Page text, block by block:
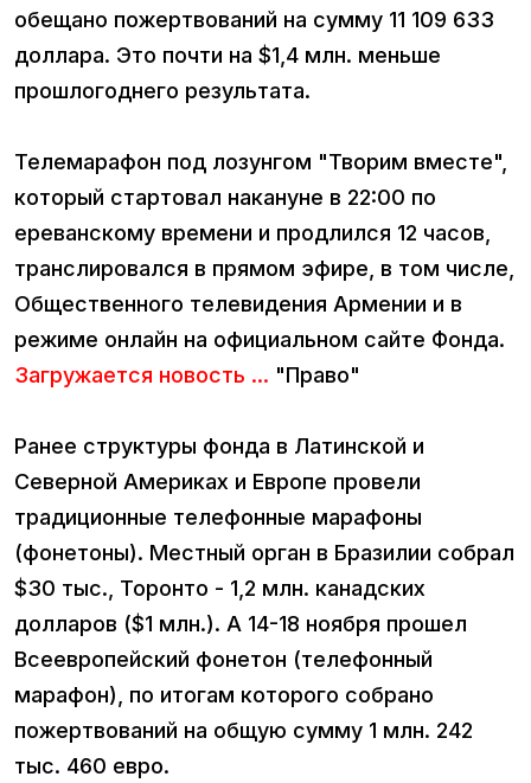
обещано пожертвований на сумму 11 109 633
доллара. Это почти на $1,4 млн. меньше
прошлогоднего результата.
Телемарафон под лозунгом "Творим вместе",
который стартовал накануне в 22:00 по
ереванскому времени и продлился 12 часов,
транслировался в прямом эфире, в том числе,
Общественного телевидения Армении и в
режиме онлайн на официальном сайте Фонда.
Загружается новость ... "Право"
Ранее структуры фонда в Латинской и
Северной Америках и Европе провели
традиционные телефонные марафоны
(фонетоны). Местный орган в Бразилии собрал
$30 тыс., Торонто - 1,2 млн. канадских
долларов ($1 млн.). А 14-18 ноября прошел
Всеевропейский фонетон (телефонный
марафон), по итогам которого собрано
пожертвований на общую сумму 1 млн. 242
тыс. 460 евро.